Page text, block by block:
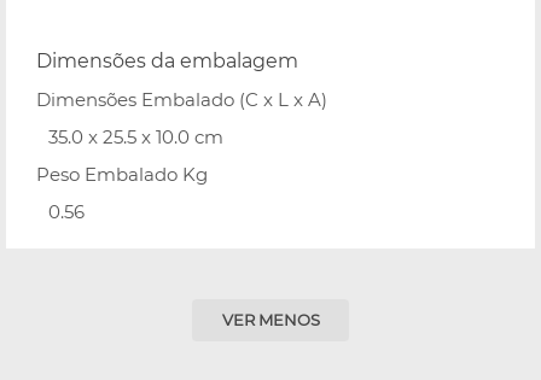
Dimensões da embalagem
Dimensões Embalado (C x L x A)
35.0 x 25.5 x 10.0 cm
Peso Embalado Kg
0.56
VER MENOS